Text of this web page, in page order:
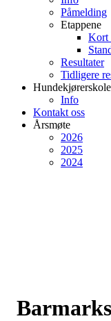
Påmelding
Etappene
Kort
Resultater
Tidligere
Info
Kontakt oss
Årsmøte
2026
2025
2024